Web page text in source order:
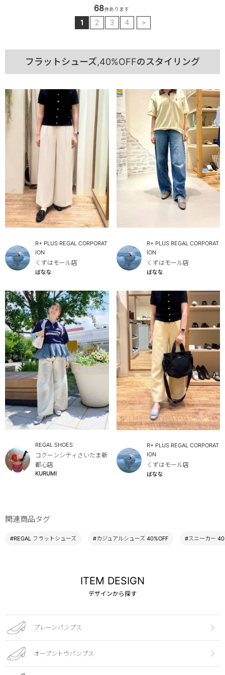
68件あります
1 2 3 4 >
フラットシューズ,40%OFFのスタイリング
R+ PLUS REGAL CORPORAT
ION
くずはモール店
ばなな
R+ PLUS REGAL CORPORAT
ION
くずはモール店
ばなな
REGAL SHOES
コクーンシティさいたま新
都心店
KURUMI
R+ PLUS REGAL CORPORAT
ION
くずはモール店
ばなな
関連商品タグ
#REGAL フラットシューズ #カジュアルシューズ 40%OFF #スニーカー
ITEM DESIGN
デザインから探す
プレーンパンプス
オープントウパンプス